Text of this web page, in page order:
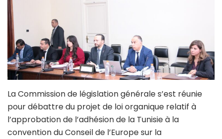
La Commission de législation générale s’est réunie
pour débattre du projet de loi organique relatif à
l’approbation de l’adhésion de la Tunisie à la
convention du Conseil de l’Europe sur la